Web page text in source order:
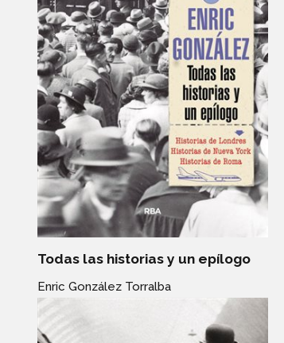
Todas las historias y un epílogo
Enric González Torralba